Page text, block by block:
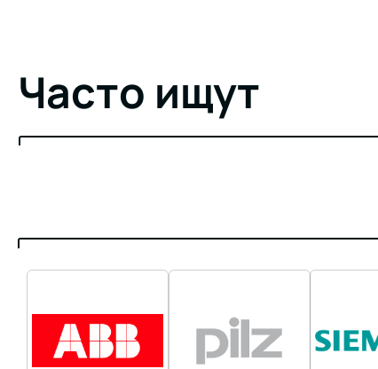
Часто ищут